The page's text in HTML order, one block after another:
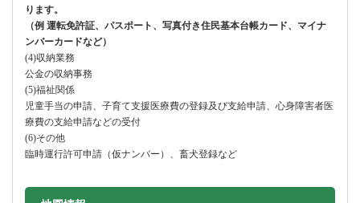
ります。
（例 運転免許証、パスポート、写真付き住民基本台帳カード、マイナ
ンバーカードなど）
(4)収納業務
公金の収納事務
(5)福祉関係
児童手当の申請、子育て支援医療費の登録及び支給申請、心身障害者医
療費の支給申請などの受付
(6)その他
臨時運行許可申請（仮ナンバー）、畜犬登録など